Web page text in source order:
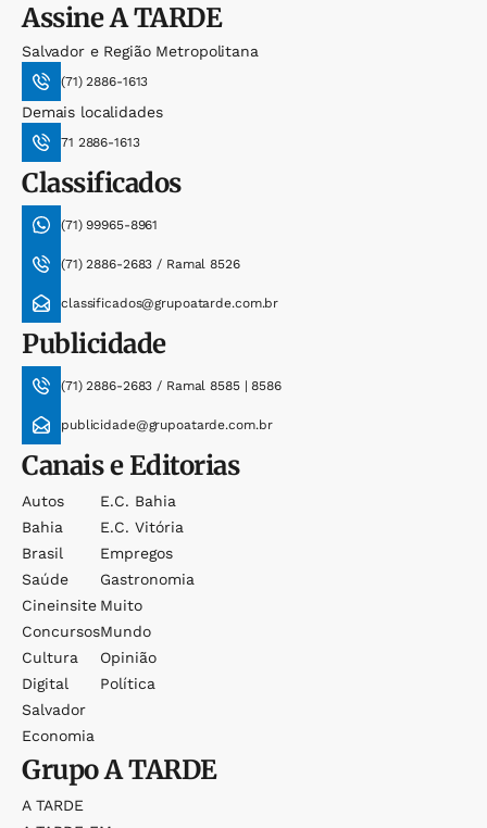
AssineA TARDE
Salvador e Região Metropolitana
(71) 2886-1613
Demais localidades
71 2886-1613
Classificados
(71) 99965-8961
(71) 2886-2683 / Ramal 8526
classificados@grupoatarde.com.br
Publicidade
(71) 2886-2683 / Ramal 8585 | 8586
publicidade@grupoatarde.com.br
Canais e Editorias
Autos
Bahia
Brasil
Saúde
Cineinsite
Concursos
Cultura
Digital
Salvador
Economia
E.c. Bahia
E.c. Vitória
Empregos
Gastronomia
Muito
Mundo
Opinião
Política
GrupoA TARDE
A TARDE